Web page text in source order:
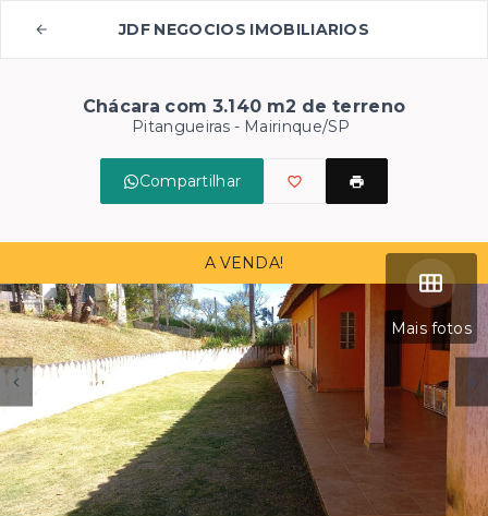
JDF NEGOCIOS IMOBILIARIOS
Chácara com 3.140 m2 de terreno
Pitangueiras - Mairinque/SP
Compartilhar
Mais fotos
A VENDA!